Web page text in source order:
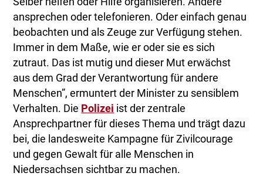
ansprechen oder telefonieren. Oder einfach genau
beobachten und als Zeuge zur Verfügung stehen.
Immer in dem Maße, wie er oder sie es sich
zutraut. Das ist mutig und dieser Mut erwächst
aus dem Grad der Verantwortung für andere
Menschen”, ermuntert der Minister zu sensiblem
Verhalten. Die Polizei ist der zentrale
Ansprechpartner für dieses Thema und trägt dazu
bei, die landesweite Kampagne für Zivilcourage
und gegen Gewalt für alle Menschen in
Niedersachsen sichtbar zu machen.